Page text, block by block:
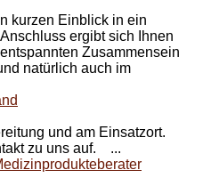
kurzen Einblick in ein
ergibt sich Ihnen
Zusammensein
natürlich auch im
und am Einsatzort.
zu uns auf. ...